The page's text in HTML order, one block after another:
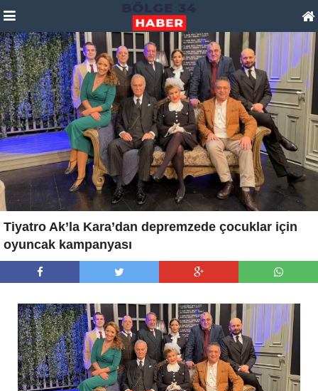
Tiyatro Ak’la Kara’dan depremzede çocuklar için
oyuncak kampanyası